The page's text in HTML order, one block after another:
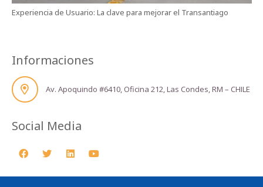
Experiencia de Usuario: La clave para mejorar el Transantiago
Informaciones
Av. Apoquindo #6410, Oficina 212, Las Condes, RM – CHILE
Social Media